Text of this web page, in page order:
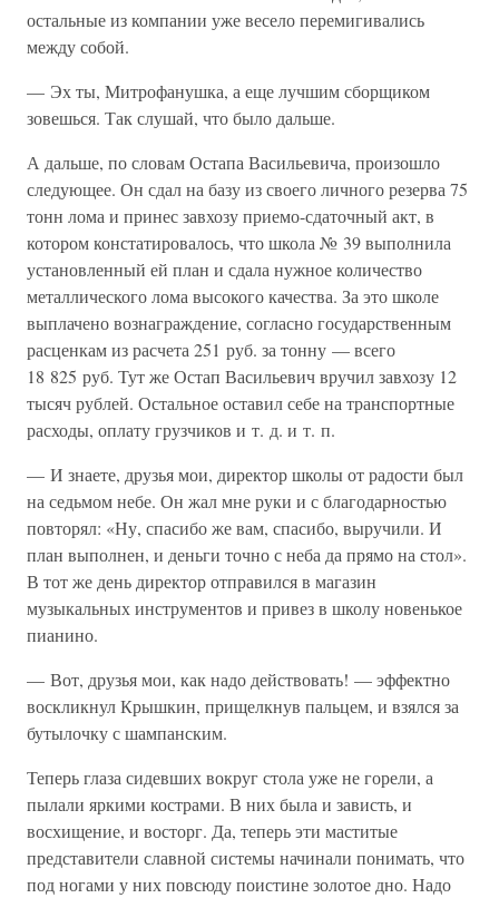
остальные из компании уже весело перемигивались
между собой.
— Эх ты, Митрофанушка, а еще лучшим сборщиком
зовешься. Так слушай, что было дальше.
А дальше, по словам Остапа Васильевича, произошло
следующее. Он сдал на базу из своего личного резерва 75
тонн лома и принес завхозу приемо-сдаточный акт, в
котором констатировалось, что школа № 39 выполнила
установленный ей план и сдала нужное количество
металлического лома высокого качества. За это школе
выплачено вознаграждение, согласно государственным
расценкам из расчета 251 руб. за тонну — всего
18 825 руб. Тут же Остап Васильевич вручил завхозу 12
тысяч рублей. Остальное оставил себе на транспортные
расходы, оплату грузчиков и т. д. и т. п.
— И знаете, друзья мои, директор школы от радости был
на седьмом небе. Он жал мне руки и с благодарностью
повторял: «Ну, спасибо же вам, спасибо, выручили. И
план выполнен, и деньги точно с неба да прямо на стол».
В тот же день директор отправился в магазин
музыкальных инструментов и привез в школу новенькое
пианино.
— Вот, друзья мои, как надо действовать! — эффектно
воскликнул Крышкин, прищелкнув пальцем, и взялся за
бутылочку с шампанским.
Теперь глаза сидевших вокруг стола уже не горели, а
пылали яркими кострами. В них была и зависть, и
восхищение, и восторг. Да, теперь эти маститые
представители славной системы начинали понимать, что
под ногами у них повсюду поистине золотое дно. Надо